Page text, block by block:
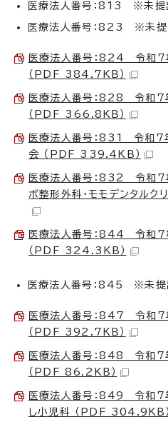
医療法人番号：813 ※未提
医療法人番号：823 ※未提
医療法人番号：824 令和
（PDF 384.7KB）
医療法人番号：828 令和7
（PDF 366.8KB）
医療法人番号：831 令和
会 （PDF 339.4KB）
医療法人番号：832 令和7
ボ整形外科・モモデンタル
医療法人番号：844 令和
（PDF 324.3KB）
医療法人番号：845 ※未提
医療法人番号：847 令和
（PDF 392.7KB）
医療法人番号：848 令和
（PDF 86.2KB）
医療法人番号：849 令和7
し小児科 （PDF 304.9KB）